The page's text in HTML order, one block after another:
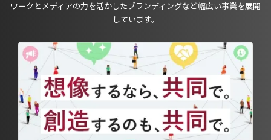
ワークとメディアの力を活かしたブランディングなど幅広い事業を展開
しています。